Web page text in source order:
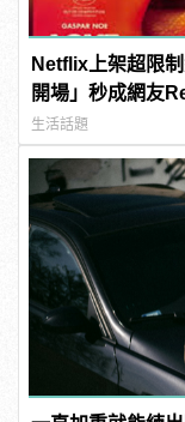
Netflix上架超限
開場」秒成網友
型男
生活話題